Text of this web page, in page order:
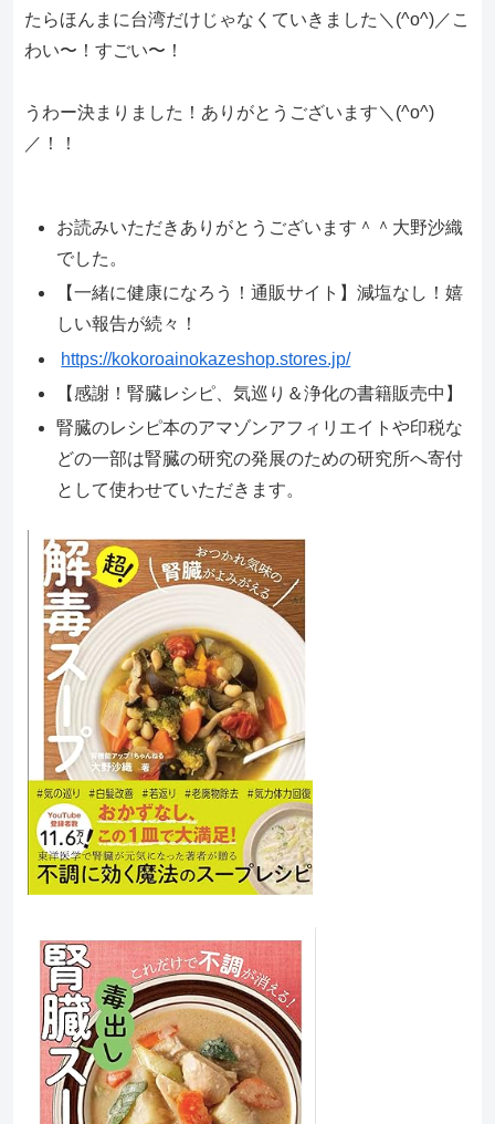
たらほんまに台湾だけじゃなくていきました＼(^o^)／こ
わい〜！すごい〜！
うわー決まりました！ありがとうございます＼(^o^)
／！！
お読みいただきありがとうございます＾＾大野沙織
でした。
【一緒に健康になろう！通販サイト】減塩なし！嬉
しい報告が続々！
https://kokoroainokazeshop.stores.jp/
【感謝！腎臓レシピ、気巡り＆浄化の書籍販売中】
腎臓のレシピ本のアマゾンアフィリエイトや印税な
どの一部は腎臓の研究の発展のための研究所へ寄付
として使わせていただきます。